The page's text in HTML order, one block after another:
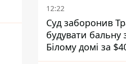
12:22
Суд заборонив
будувати бальну
Білому домі за